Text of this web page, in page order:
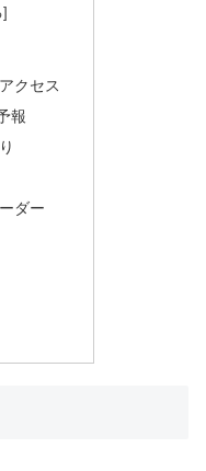
クセス
報
ダー